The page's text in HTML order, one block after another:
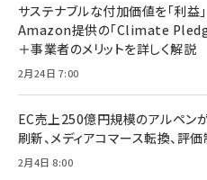
サステナブルな付加価値を「利益
Amazon提供の「Climate
＋事業者のメリットを詳しく解説
2月24日 7:00
EC売上250億円規模のアルペン
刷新、メディアコマース転換、評
2月4日 8:00